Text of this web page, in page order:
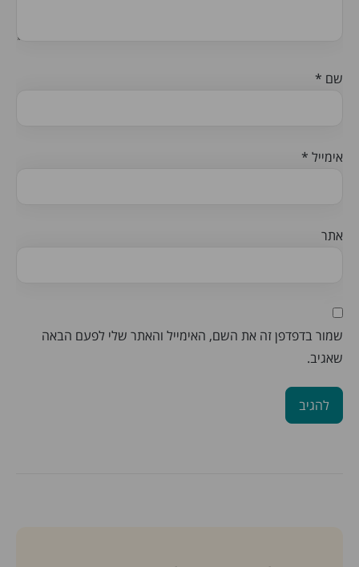
שם *
אימייל *
אתר
שמור בדפדפן זה את השם, האימייל והאתר שלי לפעם הבאה
שאגיב.